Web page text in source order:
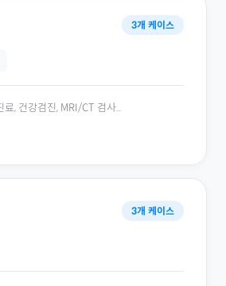
3개 케이스
료, 건강검진, MRI/CT 검사...
3개 케이스